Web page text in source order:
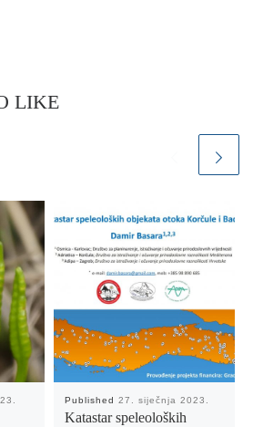
LIKE
Published 27. siječnja 2023.
Katastar speleoloških